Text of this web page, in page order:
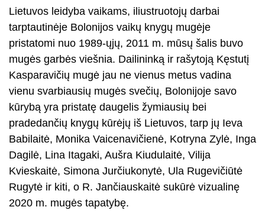
Lietuvos leidyba vaikams, iliustruotojų darbai
tarptautinėje Bolonijos vaikų knygų mugėje
pristatomi nuo 1989-ųjų, 2011 m. mūsų šalis buvo
mugės garbės viešnia. Dailininką ir rašytoją Kęstutį
Kasparavičių mugė jau ne vienus metus vadina
vienu svarbiausių mugės svečių, Bolonijoje savo
kūrybą yra pristatę daugelis žymiausių bei
pradedančių knygų kūrėjų iš Lietuvos, tarp jų Ieva
Babilaitė, Monika Vaicenavičienė, Kotryna Zylė, Inga
Dagilė, Lina Itagaki, Aušra Kiudulaitė, Vilija
Kvieskaitė, Simona Jurčiukonytė, Ula Rugevičiūtė
Rugytė ir kiti, o R. Jančiauskaitė sukūrė vizualinę
2020 m. mugės tapatybę.